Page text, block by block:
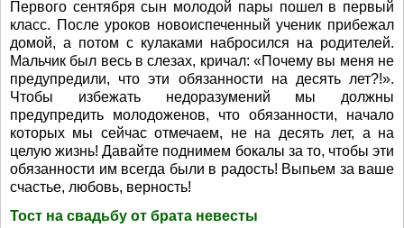
Первого сентября сын молодой пары пошел в первый
класс. После уроков новоиспеченный ученик прибежал
домой, а потом с кулаками набросился на родителей.
Мальчик был весь в слезах, кричал: «Почему вы меня не
предупредили, что эти обязанности на десять лет?!».
Чтобы избежать недоразумений мы должны
предупредить молодоженов, что обязанности, начало
которых мы сейчас отмечаем, не на десять лет, а на
целую жизнь! Давайте поднимем бокалы за то, чтобы эти
обязанности им всегда были в радость! Выпьем за ваше
счастье, любовь, верность!
Тост на свадьбу от брата невесты